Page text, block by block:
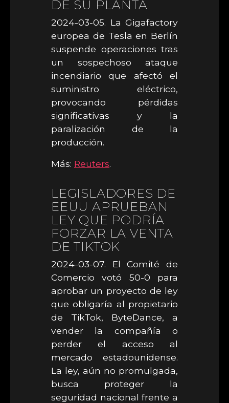
DE SU PLANTA
2024-03-05. La Gigafactory
europea de Tesla en Berlín
suspende operaciones tras
un sospechoso ataque
incendiario que afectó el
suministro eléctrico,
provocando pérdidas
significativas y la
paralización de la
producción.
Más: Reuters.
LEGISLADORES DE
EEUU APRUEBAN
LEY QUE PODRÍA
FORZAR LA VENTA
DE TIKTOK
2024-03-07. El Comité de
Comercio votó 50-0 para
aprobar un proyecto de ley
que obligaría al propietario
de TikTok, ByteDance, a
vender la compañía o
perder el acceso al
mercado estadounidense.
La ley, aún no promulgada,
busca proteger la
seguridad nacional frente a